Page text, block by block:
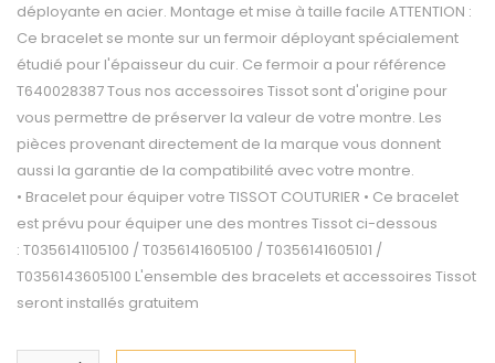
déployante en acier. Montage et mise à taille facile ATTENTION :
Ce bracelet se monte sur un fermoir déployant spécialement
étudié pour l'épaisseur du cuir. Ce fermoir a pour référence
T640028387 Tous nos accessoires Tissot sont d'origine pour
vous permettre de préserver la valeur de votre montre. Les
pièces provenant directement de la marque vous donnent
aussi la garantie de la compatibilité avec votre montre.
• Bracelet pour équiper votre TISSOT COUTURIER • Ce bracelet
est prévu pour équiper une des montres Tissot ci-dessous
: T0356141105100 / T0356141605100 / T0356141605101 /
T0356143605100 L'ensemble des bracelets et accessoires Tissot
seront installés gratuitem